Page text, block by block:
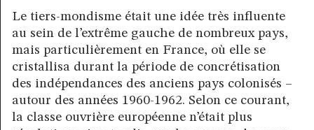
Le tiers-mondisme était une idée très influente
au sein de l’extrême gauche de nombreux pays,
mais particulièrement en France, où elle se
cristallisa durant la période de concrétisation
des indépendances des anciens pays colonisés –
autour des années 1960-1962. Selon ce courant,
la classe ouvrière européenne n’était plus